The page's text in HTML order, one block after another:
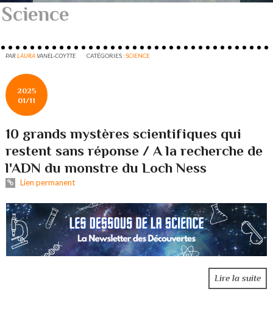
Science
PARLAURAVANEL-COYTTE CATÉGORIES :SCIENCE
2025
01/11
10 grands mystères scientifiques qui
restent sans réponse / A la recherche de
l'ADN du monstre du Loch Ness
Lien permanent
Lire la suite